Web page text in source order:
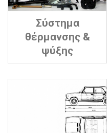
Σύστημα
θέρμανσης &
ψύξης